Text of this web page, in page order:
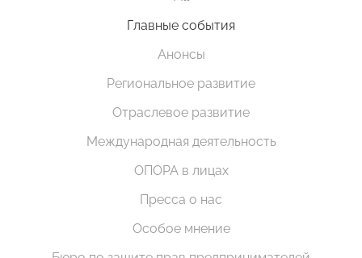
Главные события
Анонсы
Региональное развитие
Отраслевое развитие
Международная деятельность
ОПОРА в лицах
Пресса о нас
Особое мнение